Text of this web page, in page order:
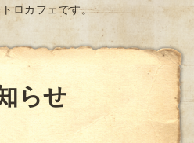
ロカフェです。
らせ